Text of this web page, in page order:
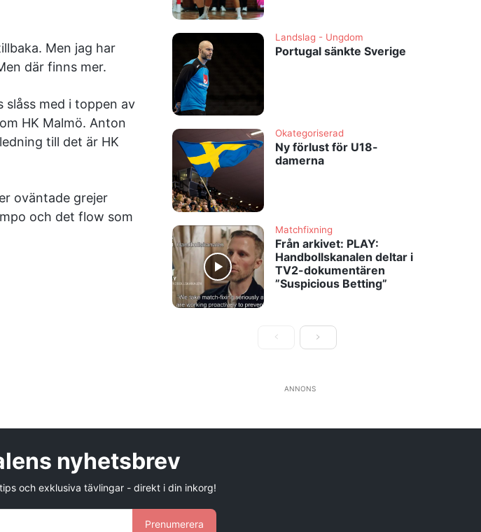
Men jag har
där finns mer.
slåss med i toppen av
HK Malmö. Anton
till det är HK
oväntade grejer
och det flow som
Landslag - Ungdom
Portugal sänkte Sverige
Okategoriserad
Ny förlust för U18-
damerna
Matchfixning
Från arkivet: PLAY:
Handbollskanalen deltar i
TV2-dokumentären
”Suspicious Betting”
ANNONS
nyhetsbrev
och exklusiva tävlingar - direkt i din inkorg!
Prenumerera